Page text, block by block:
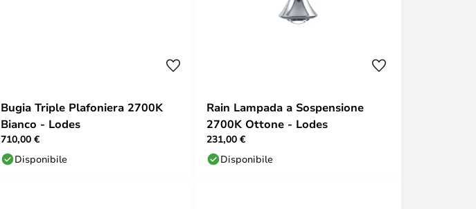
Bugia Triple Plafoniera 2700K
Bianco - Lodes
710,00 €
Disponibile
Rain Lampada a Sospensione
2700K Ottone - Lodes
231,00 €
Disponibile